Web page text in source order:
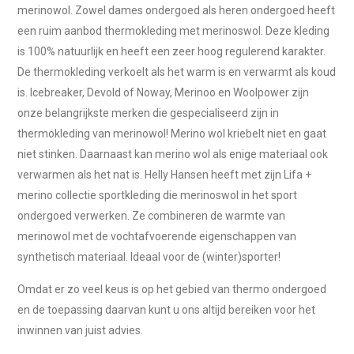
merinowol. Zowel dames ondergoed als heren ondergoed heeft
een ruim aanbod thermokleding met merinoswol. Deze kleding
is 100% natuurlijk en heeft een zeer hoog regulerend karakter.
De thermokleding verkoelt als het warm is en verwarmt als koud
is. Icebreaker, Devold of Noway, Merinoo en Woolpower zijn
onze belangrijkste merken die gespecialiseerd zijn in
thermokleding van merinowol! Merino wol kriebelt niet en gaat
niet stinken. Daarnaast kan merino wol als enige materiaal ook
verwarmen als het nat is. Helly Hansen heeft met zijn Lifa +
merino collectie sportkleding die merinoswol in het sport
ondergoed verwerken. Ze combineren de warmte van
merinowol met de vochtafvoerende eigenschappen van
synthetisch materiaal. Ideaal voor de (winter)sporter!
Omdat er zo veel keus is op het gebied van thermo ondergoed
en de toepassing daarvan kunt u ons altijd bereiken voor het
inwinnen van juist advies.